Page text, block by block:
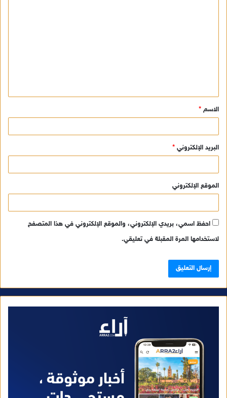
ق
*
الاسم *
البريد الإلكتروني *
الموقع الإلكتروني
احفظ اسمي، بريدي الإلكتروني، والموقع الإلكتروني في هذا المتصفح
لاستخدامها المرة المقبلة في تعليقي.